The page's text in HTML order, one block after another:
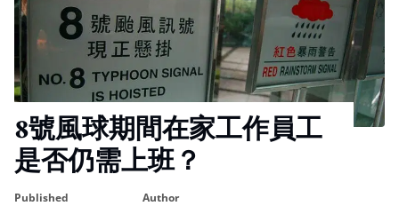
8號風球期間在家工作員工
是否仍需上班？
published
author